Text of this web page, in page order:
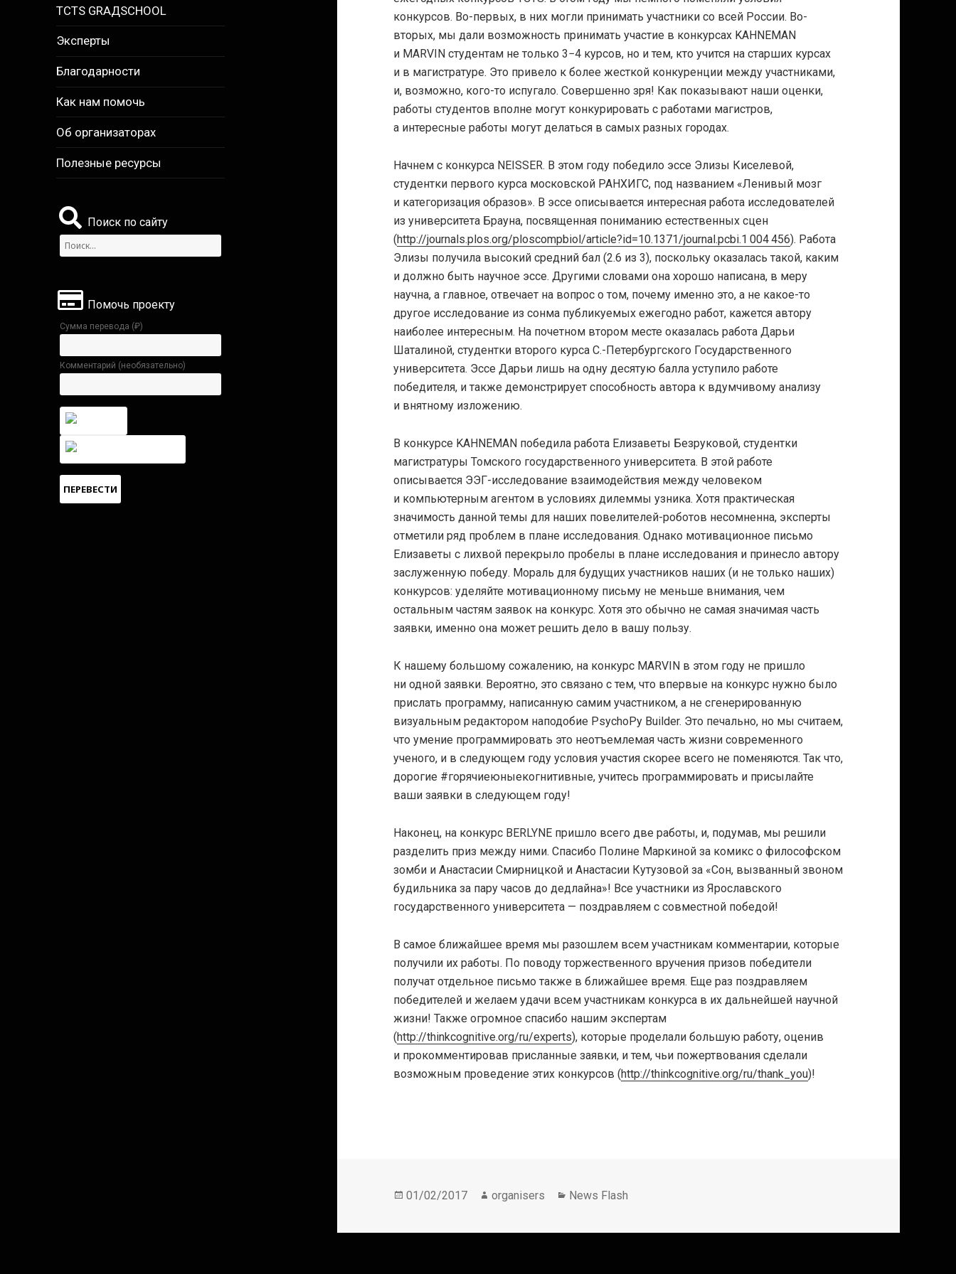
TCTS GRАДSCHOOL
Эксперты
Благодарности
Как нам помочь
Об организаторах
Полезные ресурсы
Поиск по сайту
Найти:
Помочь проекту
Сумма перевода (₽)
Комментарий (необязательно)
конкурсов. Во-первых, в них могли принимать участники со всей России. Во-
вторых, мы дали возможность принимать участие в конкурсах KAHNEMAN
и MARVIN студентам не только 3−4 курсов, но и тем, кто учится на старших курсах
и в магистратуре. Это привело к более жесткой конкуренции между участниками,
и, возможно, кого-то испугало. Совершенно зря! Как показывают наши оценки,
работы студентов вполне могут конкурировать с работами магистров,
а интересные работы могут делаться в самых разных городах.
Начнем с конкурса NEISSER. В этом году победило эссе Элизы Киселевой,
студентки первого курса московской РАНХИГС, под названием «Ленивый мозг
и категоризация образов». В эссе описывается интересная работа исследователей
из университета Брауна, посвященная пониманию естественных сцен
(http://journals.plos.org/ploscompbiol/article?id=10.1371/journal.pcbi.1 004 456). Работа
Элизы получила высокий средний бал (2.6 из 3), поскольку оказалась такой, каким
и должно быть научное эссе. Другими словами она хорошо написана, в меру
научна, а главное, отвечает на вопрос о том, почему именно это, а не какое-то
другое исследование из сонма публикуемых ежегодно работ, кажется автору
наиболее интересным. На почетном втором месте оказалась работа Дарьи
Шаталиной, студентки второго курса С.-Петербургского Государственного
университета. Эссе Дарьи лишь на одну десятую балла уступило работе
победителя, и также демонстрирует способность автора к вдумчивому анализу
и внятному изложению.
В конкурсе KAHNEMAN победила работа Елизаветы Безруковой, студентки
магистратуры Томского государственного университета. В этой работе
описывается ЭЭГ-исследование взаимодействия между человеком
и компьютерным агентом в условиях дилеммы узника. Хотя практическая
значимость данной темы для наших повелителей-роботов несомненна, эксперты
отметили ряд проблем в плане исследования. Однако мотивационное письмо
Елизаветы с лихвой перекрыло пробелы в плане исследования и принесло автору
заслуженную победу. Мораль для будущих участников наших (и не только наших)
конкурсов: уделяйте мотивационному письму не меньше внимания, чем
остальным частям заявок на конкурс. Хотя это обычно не самая значимая часть
заявки, именно она может решить дело в вашу пользу.
К нашему большому сожалению, на конкурс MARVIN в этом году не пришло
ни одной заявки. Вероятно, это связано с тем, что впервые на конкурс нужно было
прислать программу, написанную самим участником, а не сгенерированную
визуальным редактором наподобие PsychoPy Builder. Это печально, но мы считаем,
что умение программировать это неотъемлемая часть жизни современного
ученого, и в следующем году условия участия скорее всего не поменяются. Так что,
дорогие #горячиеюныекогнитивные, учитесь программировать и присылайте
ваши заявки в следующем году!
Наконец, на конкурс BERLYNE пришло всего две работы, и, подумав, мы решили
разделить приз между ними. Спасибо Полине Маркиной за комикс о философском
зомби и Анастасии Смирницкой и Анастасии Кутузовой за «Сон, вызванный звоном
будильника за пару часов до дедлайна»! Все участники из Ярославского
государственного университета — поздравляем с совместной победой!
В самое ближайшее время мы разошлем всем участникам комментарии, которые
получили их работы. По поводу торжественного вручения призов победители
получат отдельное письмо также в ближайшее время. Еще раз поздравляем
победителей и желаем удачи всем участникам конкурса в их дальнейшей научной
жизни! Также огромное спасибо нашим экспертам
(http://thinkcognitive.org/ru/experts), которые проделали большую работу, оценив
и прокомментировав присланные заявки, и тем, чьи пожертвования сделали
возможным проведение этих конкурсов (http://thinkcognitive.org/ru/thank_you)!
Опубликовано
01/02/2017 Автор
organisers Рубрики
News Flash